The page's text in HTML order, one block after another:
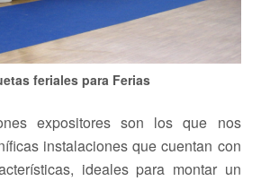
feriales para Ferias
expositores son los que nos
instalaciones que cuentan con
ideales para montar un